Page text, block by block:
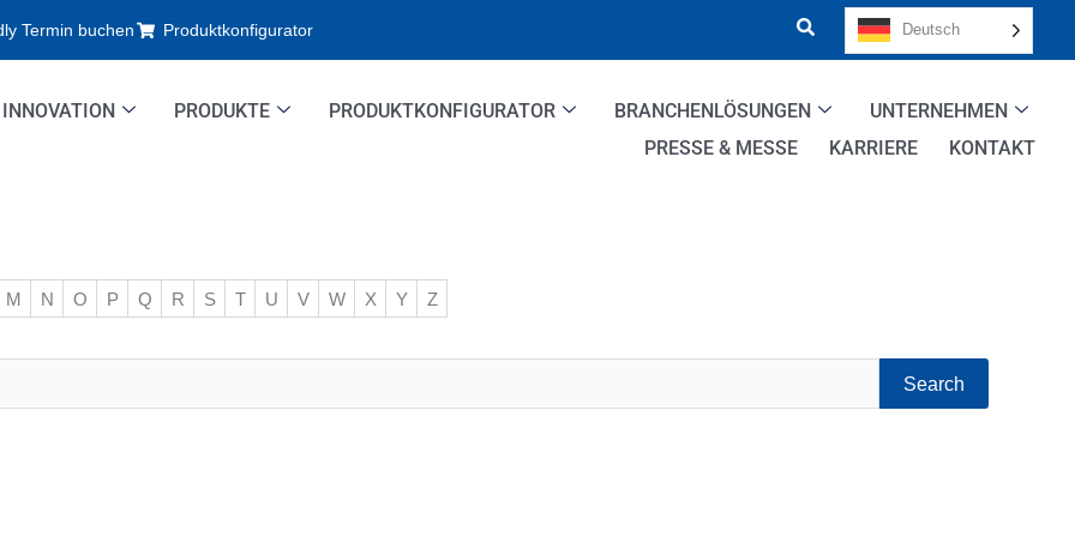
Termin buchen Produktkonfigurator Deutsch
INNOVATION PRODUKTE PRODUKTKONFIGURATOR BRANCHENLÖSUNGEN
UNTERNEHMEN
PRESSE & MESSE
KARRIERE KONTAKT
M N O P Q R S T U V W X Y Z